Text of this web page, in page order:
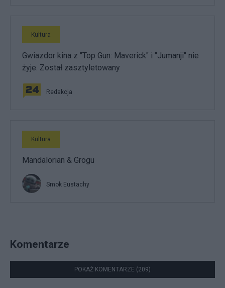
Kultura
Gwiazdor kina z "Top Gun: Maverick" i "Jumanji" nie
żyje. Został zasztyletowany
Redakcja
Kultura
Mandalorian & Grogu
Smok Eustachy
Komentarze
POKAŻ KOMENTARZE (209)